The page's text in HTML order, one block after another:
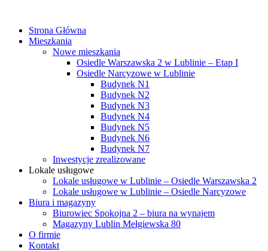
Strona Główna
Mieszkania
Nowe mieszkania
Osiedle Warszawska 2 w Lublinie – Etap I
Osiedle Narcyzowe w Lublinie
Budynek N1
Budynek N2
Budynek N3
Budynek N4
Budynek N5
Budynek N6
Budynek N7
Inwestycje zrealizowane
Lokale usługowe
Lokale usługowe w Lublinie – Osiedle Warszawska 2
Lokale usługowe w Lublinie – Osiedle Narcyzowe
Biura i magazyny
Biurowiec Spokojna 2 – biura na wynajem
Magazyny Lublin Mełgiewska 80
O firmie
Kontakt